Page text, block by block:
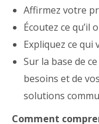
Affirmez votre
Écoutez ce qu’il
Expliquez ce qui
Sur la base de
besoins et de
solutions
Comment